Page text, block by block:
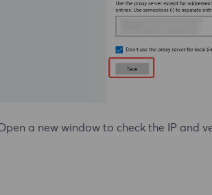
a new window to check the IP and